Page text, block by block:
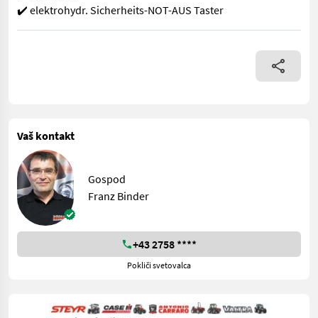
✔️ elektrohydr. Sicherheits-NOT-AUS Taster
✨ RINIERI Zwischenstock-Kreiselegge AKTION ✔️ Modell :
Vaš kontakt
Gospod
Franz Binder
+43 2758 ****
Pokliči svetovalca